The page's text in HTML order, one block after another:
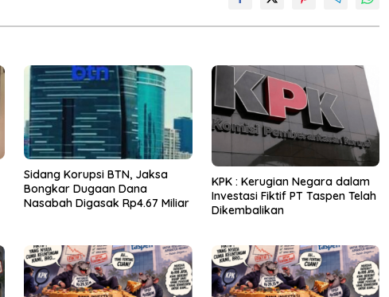
Sidang Korupsi BTN, Jaksa
Bongkar Dugaan Dana
Nasabah Digasak Rp4.67 Miliar
KPK : Kerugian Negara dalam
Investasi Fiktif PT Taspen Telah
Dikembalikan